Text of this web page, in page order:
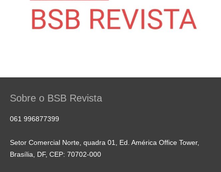
Sobre o BSB Revista
061 996877399
Setor Comercial Norte, quadra 01, Ed. América Office Tower,
Brasília, DF, CEP: 70702-000